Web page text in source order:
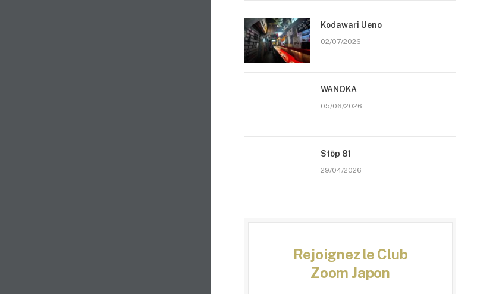
Kodawari Ueno
02/07/2026
WANOKA
05/06/2026
Stōp 81
29/04/2026
Rejoignez le Club
Zoom Japon